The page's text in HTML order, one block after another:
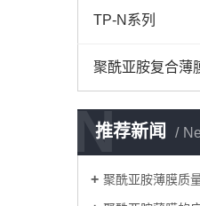
TP-N系列
聚酰亚胺复合薄
推荐新闻
N
聚酰亚胺薄膜质